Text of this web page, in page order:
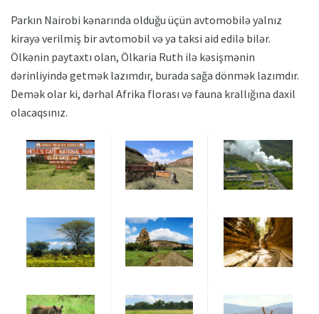
Parkın Nairobi kənarında olduğu üçün avtomobilə yalnız
kirayə verilmiş bir avtomobil və ya taksi aid edilə bilər.
Ölkənin paytaxtı olan, Ölkaria Ruth ilə kəsişmənin
dərinliyində getmək lazımdır, burada sağa dönmək lazımdır.
Demək olar ki, dərhal Afrika florası və fauna krallığına daxil
olacaqsınız.